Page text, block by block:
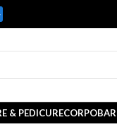
& PEDICURECORPO